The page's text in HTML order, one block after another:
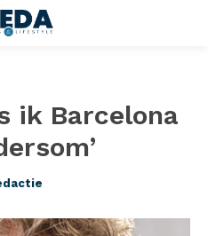
ik Barcelona